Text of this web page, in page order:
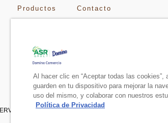
Productos Contacto
Al hacer clic en “Aceptar todas las
guarden en tu dispositivo para mejorar la
uso del mismo, y colaborar con nuestros
Política de Privacidad